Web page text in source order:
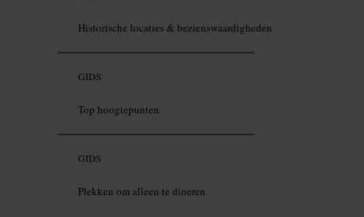
Historische locaties & bezienswaardigheden
GIDS
Top hoogtepunten
GIDS
Plekken om alleen te dineren